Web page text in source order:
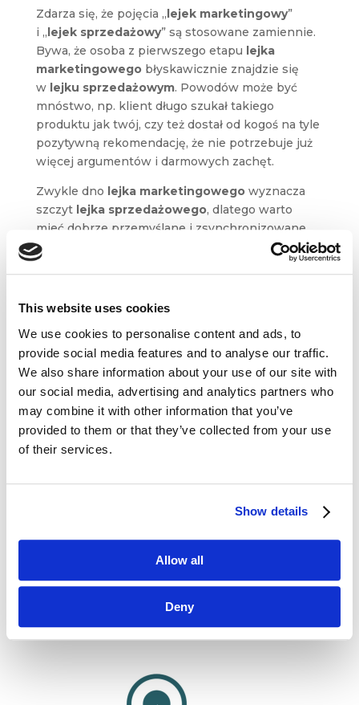
This website uses cookies
We use cookies to personalise content and ads, to
provide social media features and to analyse our traffic.
We also share information about your use of our site with
our social media, advertising and analytics partners who
may combine it with other information that you’ve
provided to them or that they’ve collected from your use
of their services.
Show details
Allow all
Deny
Zdarza się, że pojęcia „lejek marketingowy”
i „lejek sprzedażowy” są stosowane zamiennie.
Bywa, że osoba z pierwszego etapu lejka
marketingowegobłyskawicznie znajdzie się
w lejku sprzedażowym. Powodów może być
mnóstwo, np. klient długo szukał takiego
produktu jak twój, czy też dostał od kogoś na tyle
pozytywną rekomendację, że nie potrzebuje już
więcej argumentów i darmowych zachęt.
Zwykle dno lejka marketingowegowyznacza
szczyt lejka sprzedażowego, dlatego warto
mieć dobrze przemyślane i zsynchronizowane
ze sobą strategie działań oraz zadbać o bliską
współpracę zespołów
napędzany przez
działania marketingowe
popytuna produkt. Ci, którzy to rozumieją
oraz potrafią zaprojektować efektywne lejki
i tworzyć odpowiednie „segmentacje”
konsumentów, najszybciej osiągają szczyty
w biznesie.
Posłuchaj questus podcast